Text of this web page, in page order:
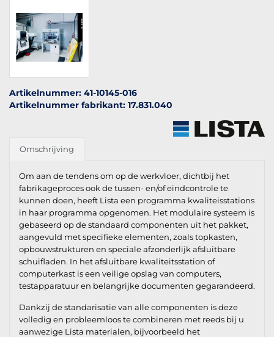
Artikelnummer: 41-10145-016
Artikelnummer fabrikant: 17.831.040
Omschrijving
Om aan de tendens om op de werkvloer, dichtbij het
fabrikageproces ook de tussen- en/of eindcontrole te
kunnen doen, heeft Lista een programma kwaliteisstations
in haar programma opgenomen. Het modulaire systeem is
gebaseerd op de standaard componenten uit het pakket,
aangevuld met specifieke elementen, zoals topkasten,
opbouwstrukturen en speciale afzonderlijk afsluitbare
schuifladen. In het afsluitbare kwaliteitsstation of
computerkast is een veilige opslag van computers,
testapparatuur en belangrijke documenten gegarandeerd.
Dankzij de standarisatie van alle componenten is deze
volledig en probleemloos te combineren met reeds bij u
aanwezige Lista materialen, bijvoorbeeld het